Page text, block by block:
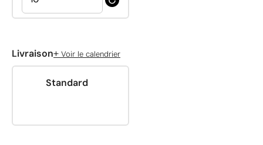
Livraison+ Voir le calendrier
Standard